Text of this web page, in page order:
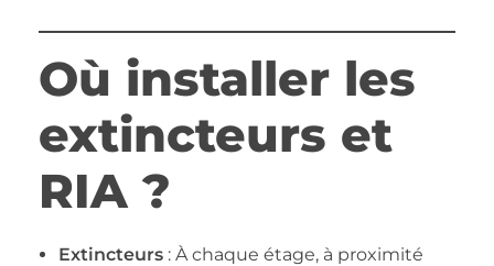
Où installer les
extincteurs et
RIA ?
Extincteurs: À chaque étage, à proximité